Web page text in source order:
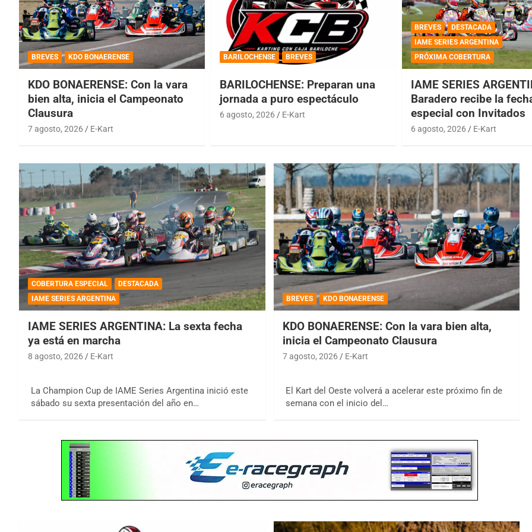
BREVES KDO BONAERENSE
KDO BONAERENSE: Con la vara
bien alta, inicia el Campeonato
Clausura
7 agosto, 2026 E-Kart
BARILOCHENSE BREVES
BARILOCHENSE: Preparan una
jornada a puro espectáculo
6 agosto, 2026 E-Kart
BREVES
DESTACADA
IAME SERIES ARGENTINA
PRÓXIMA COBERTURA
IAME SERIES
Baradero recibe la
especial con Invitados
6 agosto, 2026 E-Kart
COBERTURA ESPECIAL
DESTACADA
IAME SERIES ARGENTINA
IAME SERIES ARGENTINA: La sexta fecha
ya está en marcha
8 agosto, 2026 E-Kart
La Champion Cup de IAME Series Argentina inició este
sábado su sexta presentación del año en…
BREVES KDO BONAERENSE
KDO BONAERENSE: Con la vara bien alta,
inicia el Campeonato Clausura
7 agosto, 2026 E-Kart
El Kart del Oeste volverá a acelerar este próximo fin de
semana con el inicio del…